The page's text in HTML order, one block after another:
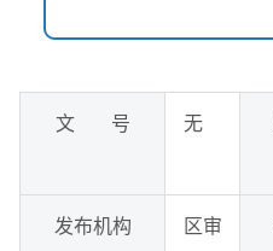
文 号 无
发布机构
区审